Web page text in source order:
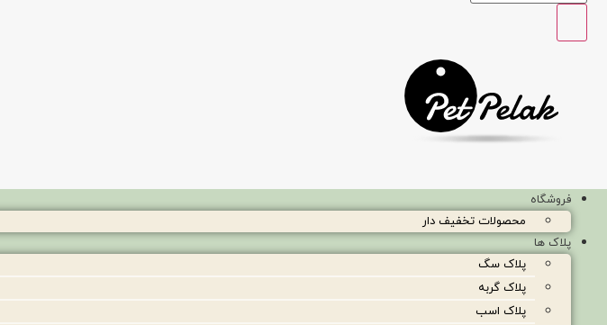
فروشگاه
محصولات تخفیف دار
پلاک ها
پلاک سگ
پلاک گربه
پلاک اسب